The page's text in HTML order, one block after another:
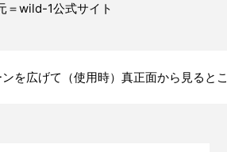
＝wild-1公式サイト
を広げて（使用時）真正面から見ると